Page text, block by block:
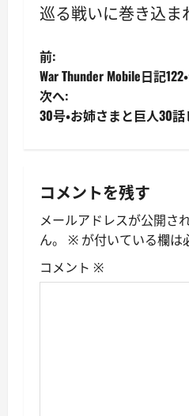
巡る戦いに巻き込ま
投
稿
ナ
ゲ
ー
シ
ョ
前:
War Thunder Mobile日記122
次へ:
30号・お姉さまと巨人30
コメントを残す
メールアドレスが公開さ
ん。
※ が付いている欄は
コメント ※